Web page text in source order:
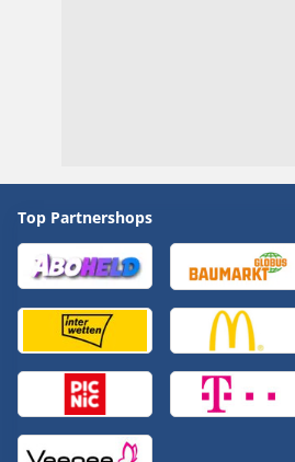
Top Partnershops